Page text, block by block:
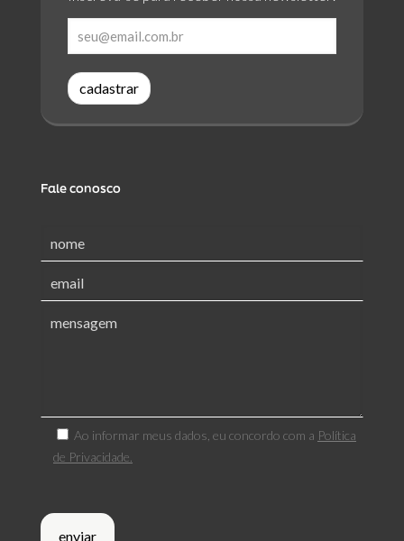
cadastrar
Fale conosco
Ao informar meus dados, eu concordo com a Política
de Privacidade.